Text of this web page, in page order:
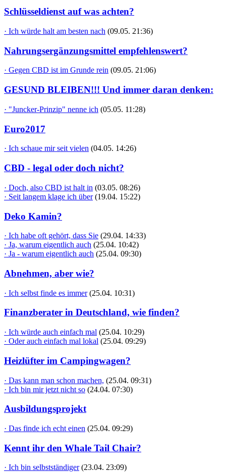
Schlüsseldienst auf was achten?
· Ich würde halt am besten nach (09.05. 21:36)
Nahrungsergänzungsmittel empfehlenswert?
· Gegen CBD ist im Grunde rein (09.05. 21:06)
GESUND BLEIBEN!!! Und immer daran denken:
· "Juncker-Prinzip" nenne ich (05.05. 11:28)
Euro2017
· Ich schaue mir seit vielen (04.05. 14:26)
CBD - legal oder doch nicht?
· Doch, also CBD ist halt in (03.05. 08:26)
· Seit langem klage ich über (19.04. 15:22)
Deko Kamin?
· Ich habe oft gehört, dass Sie (29.04. 14:33)
· Ja, warum eigentlich auch (25.04. 10:42)
· Ja - warum eigentlich auch (25.04. 09:30)
Abnehmen, aber wie?
· Ich selbst finde es immer (25.04. 10:31)
Finanzberater in Deutschland, wie finden?
· Ich würde auch einfach mal (25.04. 10:29)
· Oder auch einfach mal lokal (25.04. 09:29)
Heizlüfter im Campingwagen?
· Das kann man schon machen, (25.04. 09:31)
· Ich bin mir jetzt nicht so (24.04. 07:30)
Ausbildungsprojekt
· Das finde ich echt einen (25.04. 09:29)
Kennt ihr den Whale Tail Chair?
· Ich bin selbstständiger (23.04. 23:09)